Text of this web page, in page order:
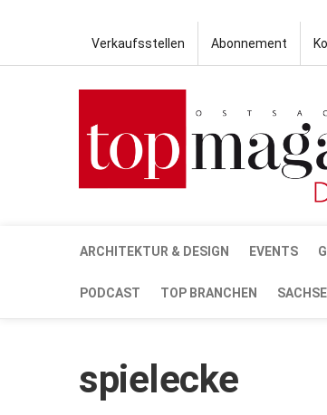
Verkaufsstellen Abonnement
ARCHITEKTUR & DESIGN EVENTS
PODCAST TOP BRANCHEN
spielecke